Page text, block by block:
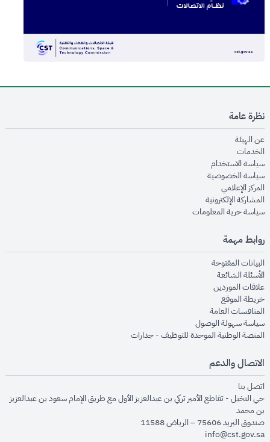
نظرة عامة
عن الهيئةopens in new window
الخدماتopens in new window
سياسة الاستخدام
سياسة الخصوصيةopens in new window
المركز الإعلاميopens in new window
المشاركة الإلكترونيةopens in new window
سياسة حرية المعلوماتopens in new window
روابط مهمة
البيانات المفتوحةopens in new window
الأسئلة الشائعةopens in new window
علاقات الموردينopens in new window
خريطة الموقعopens in new window
المنافسات العامةopens in new window
سياسة سهولة الوصولopens in new window
المنصة الوطنية الموحدة للتوظيف - جداراتopens in new window
الاتصال والدعم
اتصل بنا
حي النخيل - تقاطع الأمير تركي بن عبدالعزيز الأول مع طريق الإمام سعود بن عبدالعزيز
بن محمد
صندوق البريد 75606 – الرياض 11588
info@cst.gov.sa